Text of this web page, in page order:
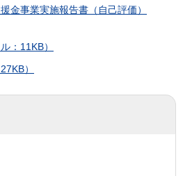
金事業実施報告書（自己評価）
：11KB）
）